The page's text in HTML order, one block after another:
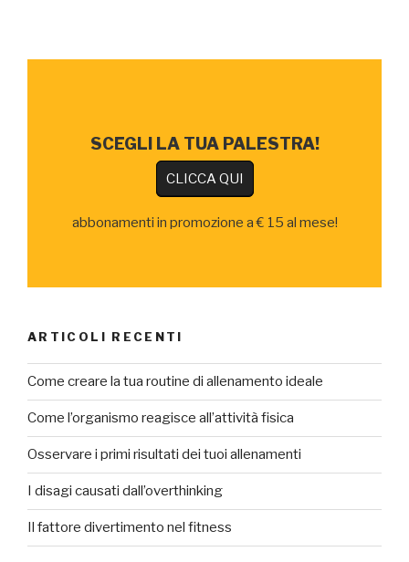
SCEGLI LA TUA PALESTRA!
CLICCA QUI
abbonamenti in promozione a € 15 al mese!
ARTICOLI RECENTI
Come creare la tua routine di allenamento ideale
Come l’organismo reagisce all’attività fisica
Osservare i primi risultati dei tuoi allenamenti
I disagi causati dall’overthinking
Il fattore divertimento nel fitness